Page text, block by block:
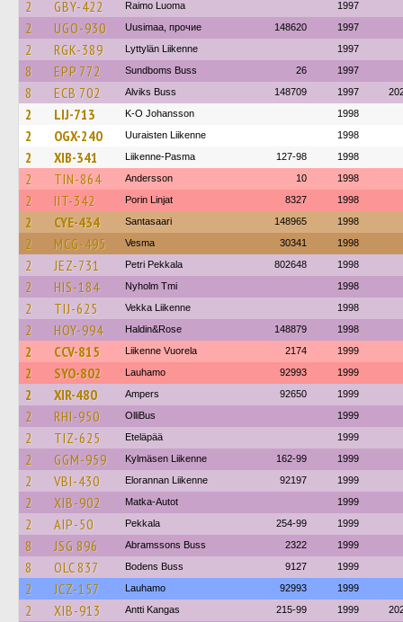
2 GBY-422 Raimo Luoma 1997
2 UGO-930 Uusimaa, прочие 148620 1997
2 RGK-389 Lyttylän Liikenne 1997
8 EPP 772 Sundboms Buss 26 1997
8 ECB 702 Alviks Buss 148709 1997
2 LIJ-713 K-O Johansson 1998
2 OGX-240 Uuraisten Liikenne 1998
2 XIB-341 Liikenne-Pasma 127-98 1998
2 TIN-864 Andersson 10 1998
2 IIT-342 Porin Linjat 8327 1998
2 CYE-434 Santasaari 148965 1998
2 MCG-495 Vesma 30341 1998
2 JEZ-731 Petri Pekkala 802648 1998
2 HIS-184 Nyholm Tmi 1998
2 TIJ-625 Vekka Liikenne 1998
2 HOY-994 Haldin&Rose 148879 1998
2 CCV-815 Liikenne Vuorela 2174 1999
2 SYO-802 Lauhamo 92993 1999
2 XIR-480 Ampers 92650 1999
2 RHI-950 OlliBus 1999
2 TIZ-625 Eteläpää 1999
2 GGM-959 Kylmäsen Liikenne 162-99 1999
2 VBI-430 Elorannan Liikenne 92197 1999
2 XIB-902 Matka-Autot 1999
2 AIP-50 Pekkala 254-99 1999
8 JSG 896 Abramssons Buss 2322 1999
8 OLC 837 Bodens Buss 9127 1999
2 JCZ-157 Lauhamo 92993 1999
2 XIB-913 Antti Kangas 215-99 1999